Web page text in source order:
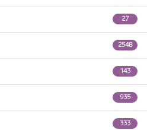
27
2548
143
935
333